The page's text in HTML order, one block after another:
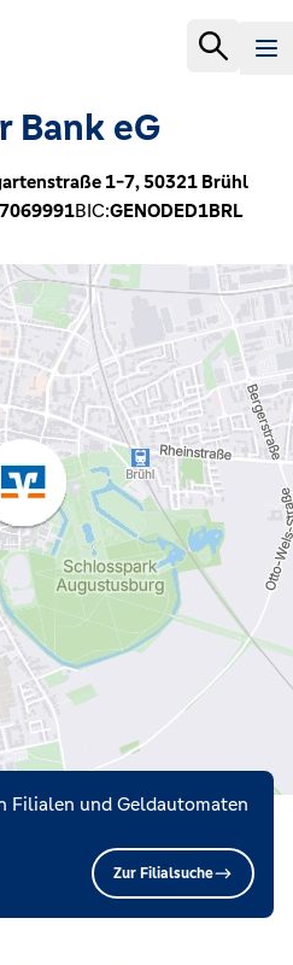
Bank eG
1-7,50321 Brühl
BIC:GENODED1BRL
Filialen und Geldautomaten
Zur Filialsuche